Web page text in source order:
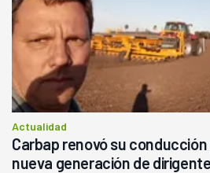
Actualidad
Carbap renovó su
nueva generación de